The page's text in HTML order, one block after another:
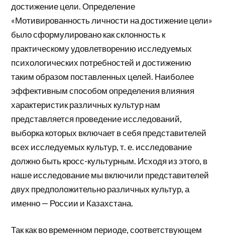
достижение цели. Определение
«Мотивированность личности на достижение цели»
было сформулировано как склонность к
практическому удовлетворению исследуемых
психологических потребностей и достижению
таким образом поставленных целей. Наиболее
эффективным способом определения влияния
характеристик различных культур нам
представляется проведение исследований,
выборка которых включает в себя представителей
всех исследуемых культур, т. е. исследование
должно быть кросс-культурным. Исходя из этого, в
наше исследование мы включили представителей
двух предположительно различных культур, а
именно — России и Казахстана.
Так как во временном периоде, соответствующем